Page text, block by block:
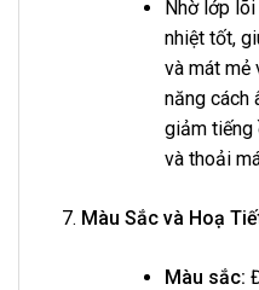
Nhờ lớp
nhiệt tốt,
và mát mẻ
năng cách
giảm tiếng
và thoải
Màu Sắc và Hoạ
Màu sắc: